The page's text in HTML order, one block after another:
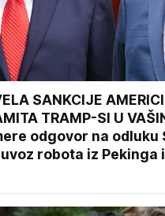
SANKCIJE
TRAMP-SI U
odgovor na odluku
robota iz Pekinga